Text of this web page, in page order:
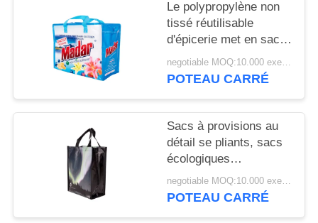
Le polypropylène non
tissé réutilisable
d'épicerie met en sac
écologique de haute
résistance
negotiable MOQ:10.000 exemplaires
POTEAU CARRÉ
Sacs à provisions au
détail se pliants, sacs
écologiques
promotionnels
imprimés de
negotiable MOQ:10.000 exemplaires
POTEAU CARRÉ